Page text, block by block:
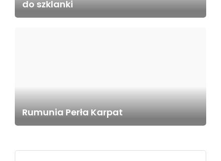
do szklanki
Rumunia Perła Karpat